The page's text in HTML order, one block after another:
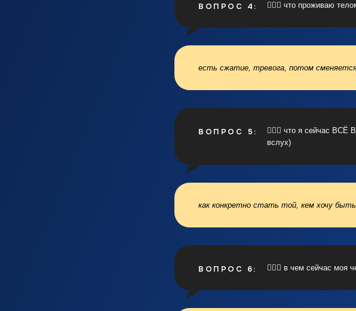
ВОПРОС 4: 🧘🏼‍♀️ что проживаю
есть сжатие, тревога, потом
ВОПРОС 5:
🧘🏼‍♀️ что я сейчас
вслух)
как конкретно стать той, кем хочу быть
ВОПРОС 6: 🧘🏼‍♀️ в чем сейчас моя